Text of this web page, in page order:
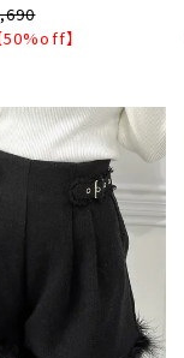
50%off】